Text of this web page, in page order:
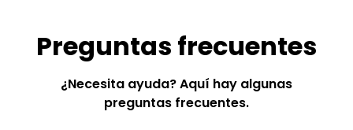
Preguntas frecuentes
¿Necesita ayuda? Aquí hay algunas
preguntas frecuentes.